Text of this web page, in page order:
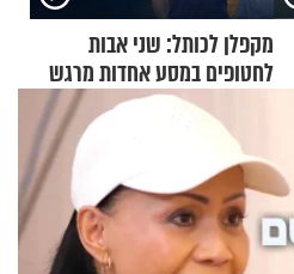
מקפלן לכותל: שני אבות
לחטופים במסע אחדות מרגש